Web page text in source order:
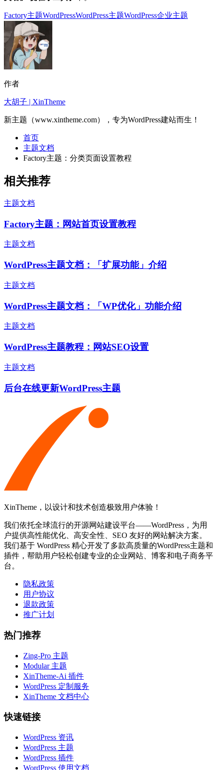
Factory主题WordPressWordPress主题WordPress企业主题
作者
大胡子 | XinTheme
新主题（www.xintheme.com），专为WordPress建站而生！
首页
主题文档
Factory主题：分类页面设置教程
相关推荐
主题文档
Factory主题：网站首页设置教程
主题文档
WordPress主题文档：「扩展功能」介绍
主题文档
WordPress主题文档：「WP优化」功能介绍
主题文档
WordPress主题教程：网站SEO设置
主题文档
后台在线更新WordPress主题
XinTheme，以设计和技术创造极致用户体验！
我们依托全球流行的开源网站建设平台——WordPress，为用
户提供高性能优化、高安全性、SEO 友好的网站解决方案。
我们基于 WordPress 精心开发了多款高质量的WordPress主题和
插件，帮助用户轻松创建专业的企业网站、博客和电子商务平
台。
隐私政策
用户协议
退款政策
推广计划
热门推荐
Zing-Pro 主题
Modular 主题
XinTheme-Ai 插件
WordPress 定制服务
XinTheme 文档中心
快速链接
WordPress 资讯
WordPress 主题
WordPress 插件
WordPress 使用文档